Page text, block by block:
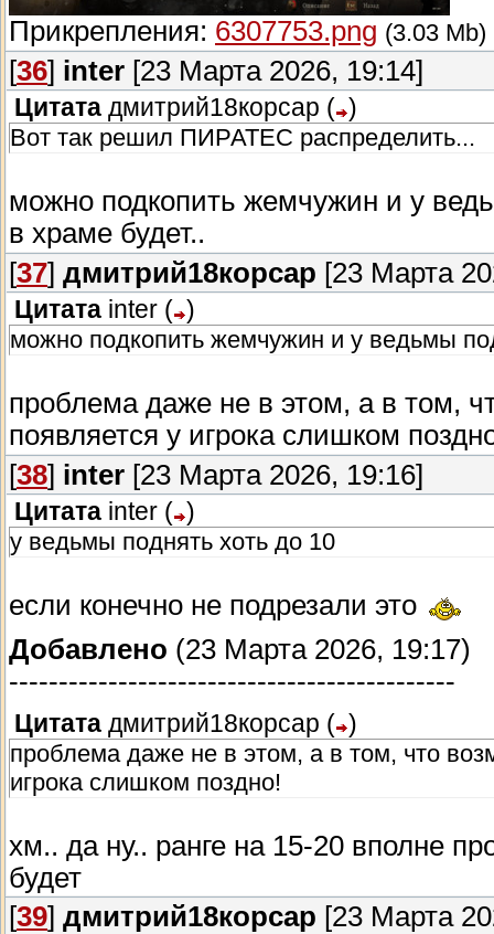
Прикрепления: 6307753.png (3.03 Mb)
[36] inter [23 Марта 2026, 19:14]
Цитата дмитрий18корсар ( )
Вот так решил ПИРАТЕС распределить...
можно подкопить жемчужин и у
в храме будет..
[37] дмитрий18корсар [23 Марта
Цитата inter ( )
можно подкопить жемчужин и у ведьмы
проблема даже не в этом, а в том,
появляется у игрока слишком
[38] inter [23 Марта 2026, 19:16]
Цитата inter ( )
у ведьмы поднять хоть до 10
если конечно не подрезали это
Добавлено (23 Марта 2026, 19:17)
---------------------------------------------
Цитата дмитрий18корсар ( )
проблема даже не в этом, а в том, что
игрока слишком поздно!
хм.. да ну.. ранге на 15-20 вполне
будет
[39] дмитрий18корсар [23 Марта